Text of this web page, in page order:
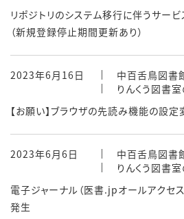
リポジトリのシステム移行に伴うサー
（新規登録停止期間更新あり）
2023年6月16日
中百舌鳥図書
りんくう図書
【お願い】ブラウザの先読み機能の設
2023年6月6日
中百舌鳥図書
りんくう図書
電子ジャーナル（医書.jpオールアクセ
発生